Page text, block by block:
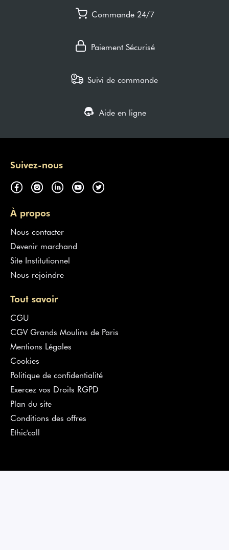
Commande 24/7
Paiement Sécurisé
Suivi de commande
Aide en ligne
Suivez-nous
À propos
Nous contacter
Devenir marchand
Site Institutionnel
Nous rejoindre
Tout savoir
CGU
CGV Grands Moulins de Paris
Mentions Légales
Cookies
Politique de confidentialité
Exercez vos Droits RGPD
Plan du site
Conditions des offres
Ethic'call